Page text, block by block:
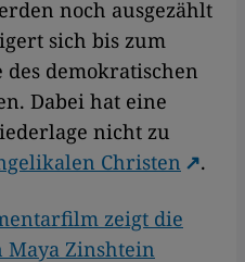
noch ausgezählt
sich bis zum
des demokratischen
Dabei hat eine
nicht zu
Christen .
zeigt die
Maya Zinshtein